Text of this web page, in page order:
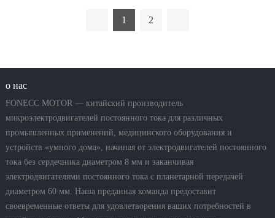
1 2
о нас
FONECC MOTOR — китайский производитель
микроэлектродвигателей постоянного тока для различных
промышленных применений, медицинского оборудования и
устройств «умного дома», начиная от электродвигателей постоянного
тока без сердечника диаметром 8 мм и заканчивая
электродвигателями постоянного тока с планетарной передачей
диаметром 60 мм. Наша преданная команда предоставит
своевременные ответы для удовлетворения ваших потребностей в